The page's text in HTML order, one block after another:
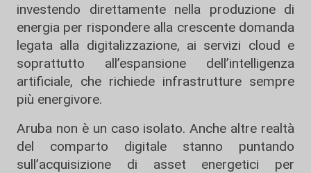
investendo direttamente nella produzione di
energia per rispondere alla crescente domanda
legata alla digitalizzazione, ai servizi cloud e
soprattutto all’espansione dell’intelligenza
artificiale, che richiede infrastrutture sempre
più energivore.
Aruba non è un caso isolato. Anche altre realtà
del comparto digitale stanno puntando
sull’acquisizione di asset energetici per